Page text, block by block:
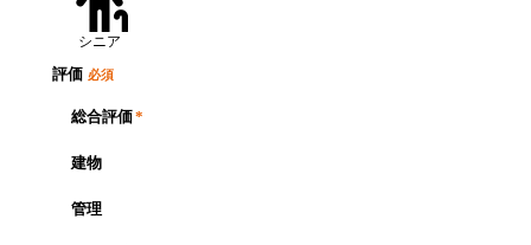
シニア
評価 必須
総合評価*
建物
管理